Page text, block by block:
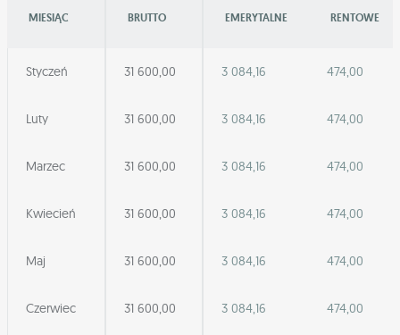
MIESIĄC BRUTTO EMERYTALNE RENTOWE
Styczeń 31 600,00 3 084,16 474,00
Luty 31 600,00 3 084,16 474,00
Marzec 31 600,00 3 084,16 474,00
Kwiecień 31 600,00 3 084,16 474,00
Maj 31 600,00 3 084,16 474,00
Czerwiec 31 600,00 3 084,16 474,00